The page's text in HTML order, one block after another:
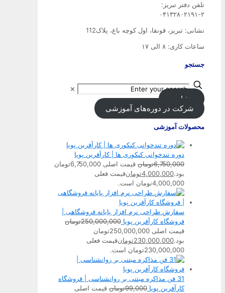
تلفن‌ دفتر تبریز:
۰۴۱۳۲۸۰۲۱۹۱-۲
نشانی: تبریز، قونقا، اول کوچه باغ، پلاک112
ساعات کاری: ۸ الی ۱۷
جستجو
مشاوره
شرکت در دوره‌های آموزشی
محصولات آموزشی
دوره تندخوانی کنکوری ها | کارآفرین پویا
6,750,000تومان
قیمت اصلی 6,750,000تومان
بود.4,000,000تومانقیمت فعلی
4,000,000تومان است.
سفارش طراحی نرم افزار پایانه فروشگاهی |
فروشگاه کارآفرین پویا 250,000,000تومان
قیمت اصلی 250,000,000تومان
بود.230,000,000تومانقیمت فعلی
230,000,000تومان است.
31 فن مذاکره مبتنی بر روانشناسی | فروشگاه
کارآفرین پویا 99,000تومان قیمت اصلی